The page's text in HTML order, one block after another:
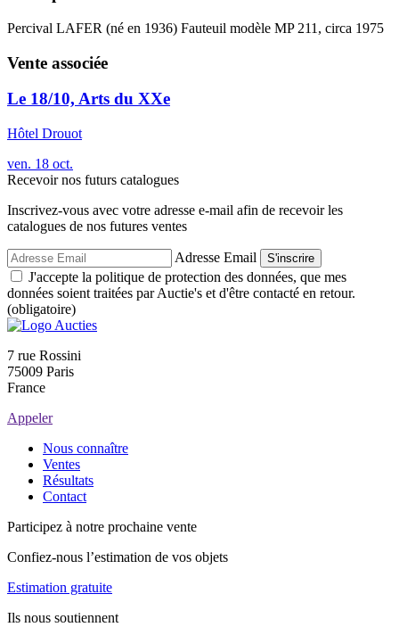
Percival LAFER (né en 1936) Fauteuil modèle MP 211, circa 1975
Vente associée
Le 18/10, Arts du XXe
Hôtel Drouot
ven. 18 oct.
Recevoir nos futurs catalogues
Inscrivez-vous avec votre adresse e-mail afin de recevoir les
catalogues de nos futures ventes
Adresse Email S'inscrire
J'accepte la politique de protection des données, que mes
données soient traitées par Auctie's et d'être contacté en retour.
(obligatoire)
7 rue Rossini
75009 Paris
France
Appeler
Nous connaître
Ventes
Résultats
Contact
Participez à notre prochaine vente
Confiez-nous l’estimation de vos objets
Estimation gratuite
Ils nous soutiennent